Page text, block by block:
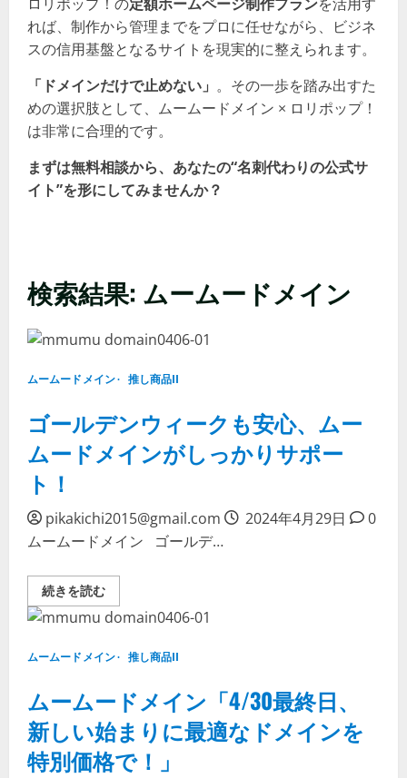
れば、制作から管理までをプロに任せながら、ビジネ
スの信用基盤となるサイトを現実的に整えられます。
「ドメインだけで止めない」 。その一歩を踏み出すた
めの選択肢として、ムームードメイン × ロリポップ！
は非常に合理的です。
まずは無料相談から、あなたの“名刺代わりの公式サ
イト”を形にしてみませんか？
検索結果: ムームードメイン
ムームードメイン 推し商品II
ゴールデンウィークも安心、ムー
ムードメインがしっかりサポー
ト！
pikakichi2015@gmail.com 2024年4月29日
0
ムームードメイン ゴールデ…
続きを読むゴ
ー
ル
デ
ウ
ィ
も
心、
ム
ー
ム
ムームードメイン 推し商品II
ムームードメイン「4/30最終日、
新しい始まりに最適なドメインを
特別価格で！」